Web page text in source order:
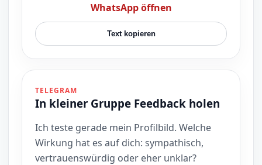
WhatsApp öffnen
Text kopieren
TELEGRAM
In kleiner Gruppe Feedback holen
Ich teste gerade mein Profilbild. Welche
Wirkung hat es auf dich: sympathisch,
vertrauenswürdig oder eher unklar?